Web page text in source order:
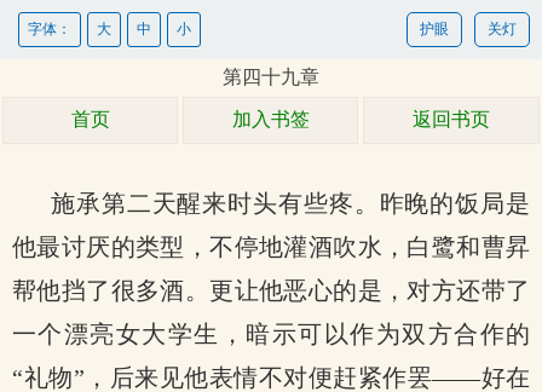
关灯
护眼
字体： 大 中 小
第四十九章
首页 加入书签 返回书页
施承第二天醒来时头有些疼。昨晚的饭局是
他最讨厌的类型，不停地灌酒吹水，白鹭和曹昇
帮他挡了很多酒。更让他恶心的是，对方还带了
一个漂亮女大学生，暗示可以作为双方合作的
“礼物”，后来见他表情不对便赶紧作罢——好在